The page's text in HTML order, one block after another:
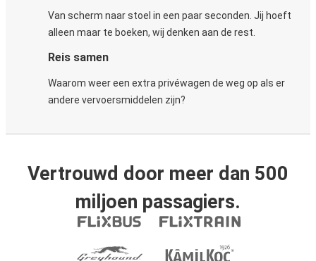
Van scherm naar stoel in een paar seconden. Jij hoeft
alleen maar te boeken, wij denken aan de rest.
Reis samen
Waarom weer een extra privéwagen de weg op als er
andere vervoersmiddelen zijn?
Vertrouwd door meer dan 500
miljoen passagiers.